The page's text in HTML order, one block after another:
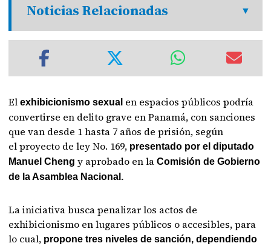
Noticias Relacionadas
Elexhibicionismo sexual en espacios públicos podría
convertirse en delito grave en Panamá, con sanciones
que van desde 1 hasta 7 años de prisión, según
el proyecto de ley No. 169, presentado por el diputado
Manuel Cheng y aprobado en laComisión de Gobierno
de la Asamblea Nacional.
La iniciativa busca penalizar los actos de
exhibicionismo en lugares públicos o accesibles, para
lo cual, propone tres niveles de sanción, dependiendo